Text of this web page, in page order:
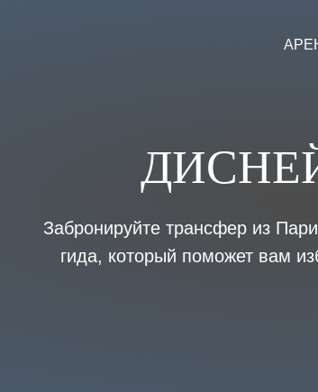
Забронируйте трансфер из
гида, который поможет вам